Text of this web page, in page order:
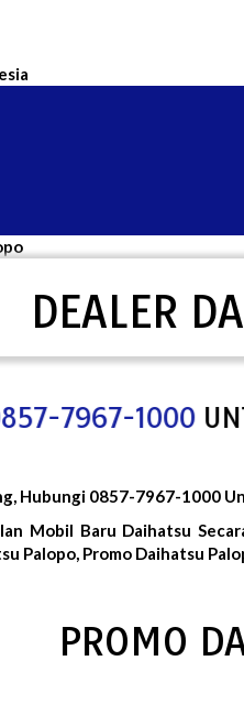
DEALER
1000UNTUK
Hubungi 0857-7967-1000
Mobil Baru Daihatsu
Palopo, Promo Daihatsu
PROMO